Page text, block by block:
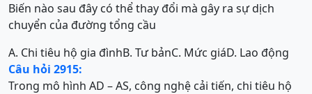
Biến nào sau đây có thể thay đổi mà gây ra sự dịch
chuyển của đường tổng cầu
A. Chi tiêu hộ gia đìnhB. Tư bảnC. Mức giáD. Lao động
Câu hỏi 2915:
Trong mô hình AD – AS, công nghệ cải tiến, chi tiêu hộ